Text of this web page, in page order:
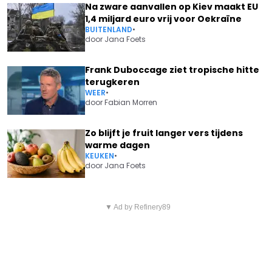
Na zware aanvallen op Kiev maakt EU
1,4 miljard euro vrij voor Oekraïne
BUITENLAND•
door Jana Foets
Frank Duboccage ziet tropische hitte
terugkeren
WEER•
doorFabian Morren
Zo blijft je fruit langer vers tijdens
warme dagen
KEUKEN•
door Jana Foets
ANDERLECHT KRIJGT POLITIE
▼ Ad by Refinery89